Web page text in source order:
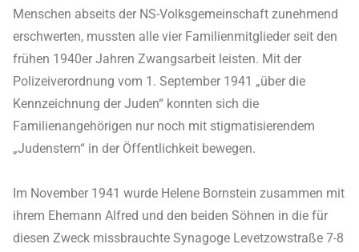
Menschen abseits der NS-Volksgemeinschaft zunehmend
erschwerten, mussten alle vier Familienmitglieder seit den
frühen 1940er Jahren Zwangsarbeit leisten. Mit der
Polizeiverordnung vom 1. September 1941 „über die
Kennzeichnung der Juden“ konnten sich die
Familienangehörigen nur noch mit stigmatisierendem
„Judenstern“ in der Öffentlichkeit bewegen.
Im November 1941 wurde Helene Bornstein zusammen mit
ihrem Ehemann Alfred und den beiden Söhnen in die für
diesen Zweck missbrauchte Synagoge Levetzowstraße 7-8